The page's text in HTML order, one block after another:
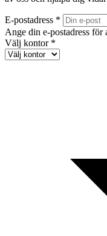
E-postadress *
Ange din e-postadress för
Välj kontor *